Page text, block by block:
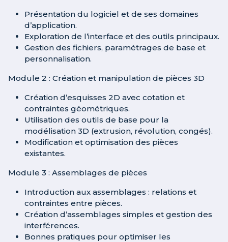
Présentation du logiciel et de ses domaines
d’application.
Exploration de l’interface et des outils principaux.
Gestion des fichiers, paramétrages de base et
personnalisation.
Module 2 : Création et manipulation de pièces 3D
Création d’esquisses 2D avec cotation et
contraintes géométriques.
Utilisation des outils de base pour la
modélisation 3D (extrusion, révolution, congés).
Modification et optimisation des pièces
existantes.
Module 3 : Assemblages de pièces
Introduction aux assemblages : relations et
contraintes entre pièces.
Création d’assemblages simples et gestion des
interférences.
Bonnes pratiques pour optimiser les